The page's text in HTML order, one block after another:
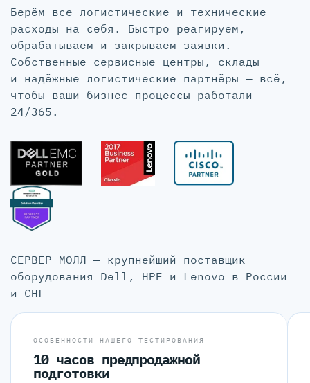
Берём все логистические и технические
расходы на себя. Быстро реагируем,
обрабатываем и закрываем заявки.
Собственные сервисные центры, склады
и надёжные логистические партнёры — всё,
чтобы ваши бизнес-процессы работали
24/365.
СЕРВЕР МОЛЛ — крупнейший поставщик
оборудования Dell, HPE и Lenovo в России
и СНГ
ОСОБЕННОСТИ НАШЕГО ТЕСТИРОВАНИЯ
10 часов предпродажной
подготовки